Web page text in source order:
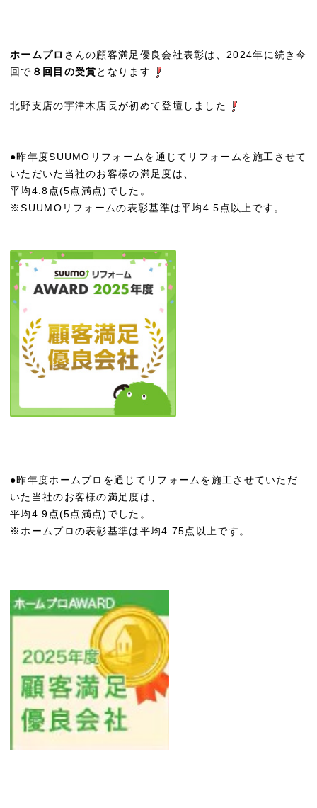
ホームプロ さんの顧客満足優良会社表彰は、2024年に続き今
回で ８回目の受賞となります
北野支店の宇津木店長が初めて登壇しました
●昨年度SUUMOリフォームを通じてリフォームを施工させて
いただいた当社のお客様の満足度は、
平均4.8点(5点満点)でした。
※SUUMOリフォームの表彰基準は平均4.5点以上です。
●昨年度ホームプロを通じてリフォームを施工させていただ
いた当社のお客様の満足度は、
平均4.9点(5点満点)でした。
※ホームプロの表彰基準は平均4.75点以上です。